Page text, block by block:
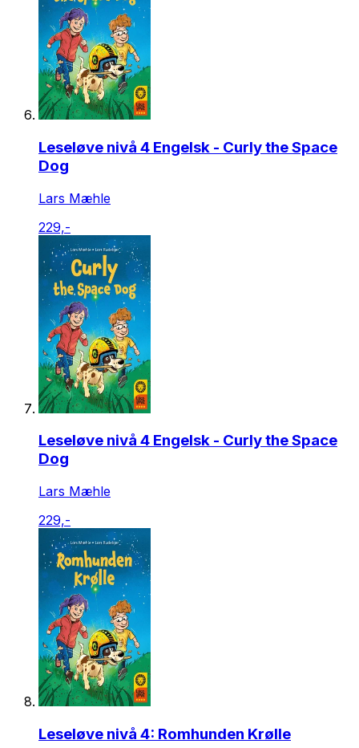
Leseløve nivå 4 Engelsk - Curly the Space
Dog
Lars Mæhle
229,-
Leseløve nivå 4 Engelsk - Curly the Space
Dog
Lars Mæhle
229,-
Leseløve nivå 4: Romhunden Krølle